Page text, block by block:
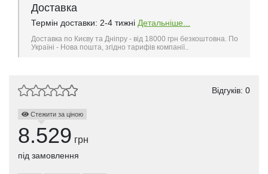
Доставка
Термін доставки: 2-4 тижні Детальніше...
Доставка по Києву та Дніпру - від 18000 грн безкоштовна. По
Україні - Нова пошта, згідно тарифів компанії..
Відгуків: 0
Стежити за ціною
8.529 грн
під замовлення